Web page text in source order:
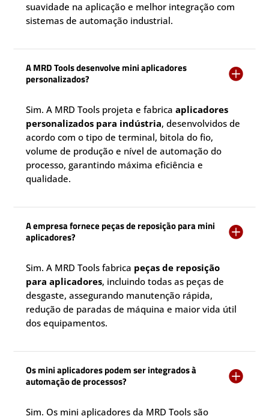
suavidade na aplicação e melhor integração com
sistemas de automação industrial.
A MRD Tools desenvolve mini aplicadores
personalizados?

Sim. A MRD Tools projeta e fabricaaplicadores
personalizados para indústria, desenvolvidos de
acordo com o tipo de terminal, bitola do fio,
volume de produção e nível de automação do
processo, garantindo máxima eficiência e
qualidade.
A empresa fornece peças de reposição para mini
aplicadores?

Sim. A MRD Tools fabrica peças de reposição
para aplicadores, incluindo todas as peças de
desgaste, assegurando manutenção rápida,
redução de paradas de máquina e maior vida útil
dos equipamentos.
Os mini aplicadores podem ser integrados à
automação de processos?

Sim. Os mini aplicadores da MRD Tools são